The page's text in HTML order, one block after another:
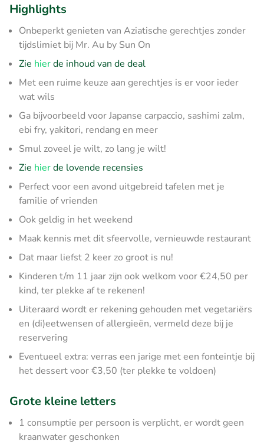
Highlights
Onbeperkt genieten van Aziatische gerechtjes zonder
tijdslimiet bij Mr. Au by Sun On
Zie hierde inhoud van de deal
Met een ruime keuze aan gerechtjes is er voor ieder
wat wils
Ga bijvoorbeeld voor Japanse carpaccio, sashimi zalm,
ebi fry, yakitori, rendang en meer
Smul zoveel je wilt, zo lang je wilt!
Zie hierde lovende recensies
Perfect voor een avond uitgebreid tafelen met je
familie of vrienden
Ook geldig in het weekend
Maak kennis met dit sfeervolle, vernieuwde restaurant
Dat maar liefst 2 keer zo groot is nu!
Kinderen t/m 11 jaar zijn ook welkom voor €24,50 per
kind, ter plekke af te rekenen!
Uiteraard wordt er rekening gehouden met vegetariërs
en (di)eetwensen of allergieën, vermeld deze bij je
reservering
Eventueel extra: verras een jarige met een fonteintje bij
het dessert voor €3,50 (ter plekke te voldoen)
Grote kleine letters
1 consumptie per persoon is verplicht, er wordt geen
kraanwater geschonken